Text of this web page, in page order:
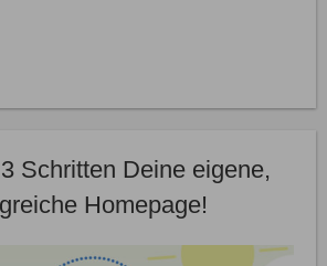
Schritten Deine eigene,
Homepage!